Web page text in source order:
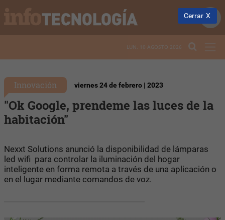
LUN. 10 AGOSTO 2026
Innovación viernes 24 de febrero | 2023
"Ok Google, prendeme las luces de la
habitación"
Nexxt Solutions anunció la disponibilidad de lámparas
led wifi para controlar la iluminación del hogar
inteligente en forma remota a través de una aplicación o
en el lugar mediante comandos de voz.
Cerrar